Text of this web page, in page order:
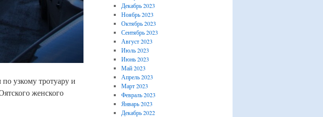
узкому тротуару и
женского
Декабрь 2023
Ноябрь 2023
Октябрь 2023
Сентябрь 2023
Август 2023
Июль 2023
Июнь 2023
Май 2023
Апрель 2023
Март 2023
Февраль 2023
Январь 2023
Декабрь 2022